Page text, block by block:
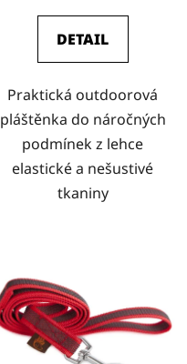
DETAIL
Praktická outdoorová
pláštěnka do náročných
podmínek z lehce
elastické a nešustivé
tkaniny